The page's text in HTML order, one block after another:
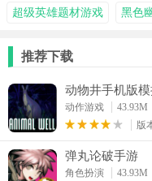
超级英雄题材游戏 黑色
推荐下载
动物井手机版
动作游戏 43.93M
版
弹丸论破手游
角色扮演 43.93M